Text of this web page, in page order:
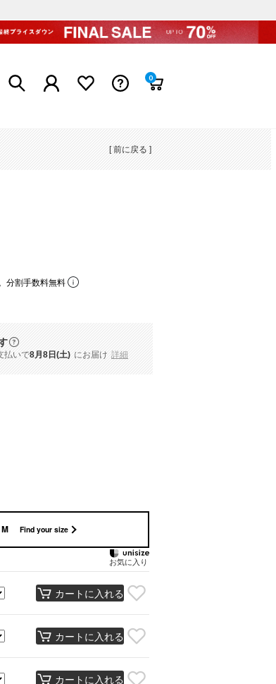
0
[ 前に戻る ]
分割手数料無料
払いで8月8日(土) にお届け 詳細
M Find your size
お気に入り
カートに入れる
カートに入れる
カートに入れる